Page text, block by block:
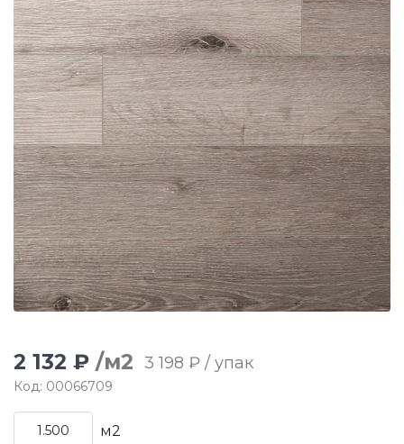
2 132 ₽ /м2 3 198 ₽ / упак
Код: 00066709
м2